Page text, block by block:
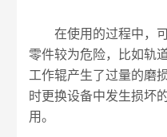
在使用的过程中，可
零件较为危险，比如轨
工作辊产生了过量的磨
时更换设备中发生损坏
用。